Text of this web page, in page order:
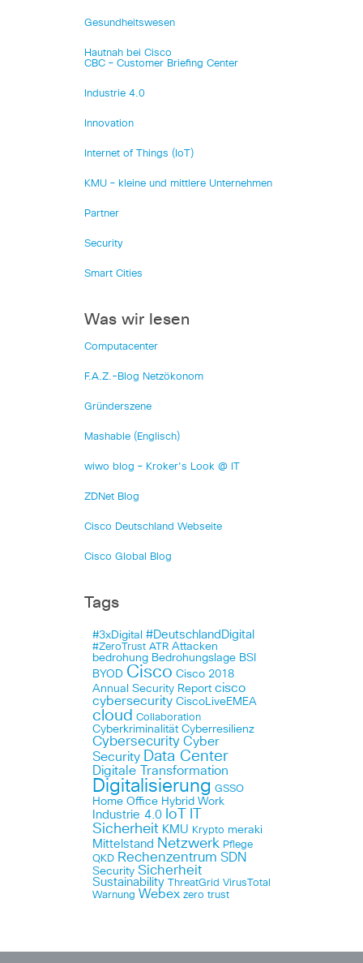
Gesundheitswesen
Hautnah bei Cisco
CBC – Customer Briefing Center
Industrie 4.0
Innovation
Internet of Things (IoT)
KMU – kleine und mittlere Unternehmen
Partner
Security
Smart Cities
Was wir lesen
Computacenter
F.A.Z.-Blog Netzökonom
Gründerszene
Mashable (Englisch)
wiwo blog – Kroker's Look @ IT
ZDNet Blog
Cisco Deutschland Webseite
Cisco Global Blog
Tags
#3xDigital #DeutschlandDigital
#ZeroTrust ATR Attacken
bedrohung Bedrohungslage BSI
BYOD Cisco Cisco 2018
Annual Security Report cisco
cybersecurity CiscoLiveEMEA
cloud Collaboration
Cyberkriminalität Cyberresilienz
Cybersecurity Cyber
Security Data Center
Digitale Transformation
Digitalisierung GSSO
Home Office Hybrid Work
Industrie 4.0 IoT
Sicherheit KMU Krypto meraki
Mittelstand Netzwerk Pflege
QKD Rechenzentrum SDN
Security Sicherheit
Sustainability ThreatGrid VirusTotal
Warnung Webex zero trust